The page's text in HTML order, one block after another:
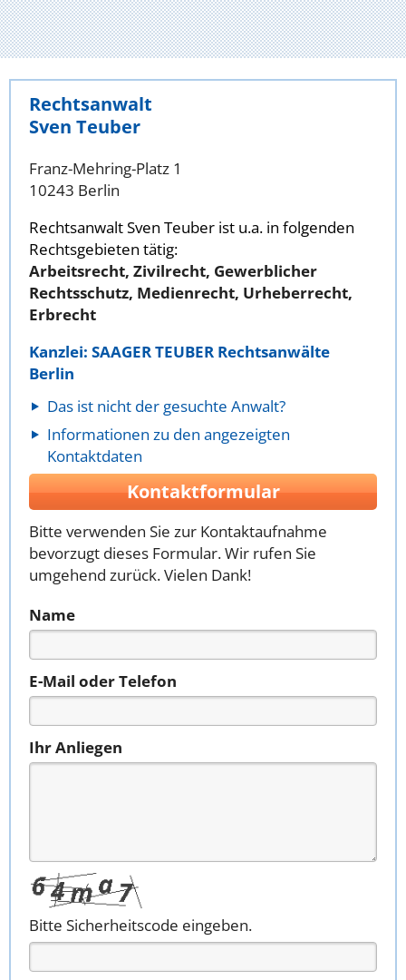
Rechtsanwalt
Sven Teuber
Franz-Mehring-Platz 1
10243 Berlin
Rechtsanwalt Sven Teuber ist u.a. in folgenden
Rechtsgebieten tätig:
Arbeitsrecht, Zivilrecht, Gewerblicher
Rechtsschutz, Medienrecht, Urheberrecht,
Erbrecht
Kanzlei: SAAGER TEUBER Rechtsanwälte
Berlin
Das ist nicht der gesuchte Anwalt?
Informationen zu den angezeigten
Kontaktdaten
Kontaktformular
Bitte verwenden Sie zur Kontaktaufnahme
bevorzugt dieses Formular. Wir rufen Sie
umgehend zurück. Vielen Dank!
Name
E-Mail oder Telefon
Ihr Anliegen
Bitte Sicherheitscode eingeben.